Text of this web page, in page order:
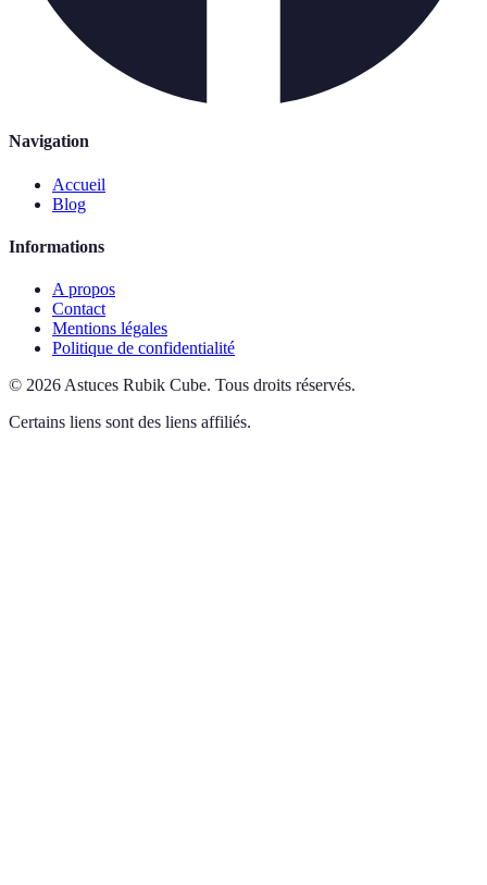
Navigation
Accueil
Blog
Informations
A propos
Contact
Mentions légales
Politique de confidentialité
© 2026 Astuces Rubik Cube. Tous droits réservés.
Certains liens sont des liens affiliés.